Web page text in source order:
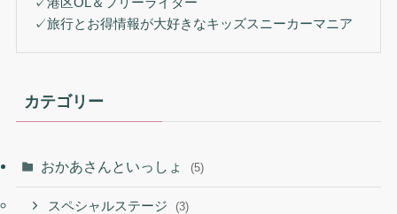
✓旅行とお得情報が大好きなキッズスニーカーマニア
カテゴリー
おかあさんといっしょ (5)
スペシャルステージ (3)